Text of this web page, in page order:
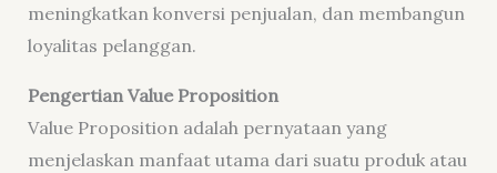
meningkatkan konversi penjualan, dan membangun
loyalitas pelanggan.
Pengertian Value Proposition
Value Proposition adalah pernyataan yang
menjelaskan manfaat utama dari suatu produk atau